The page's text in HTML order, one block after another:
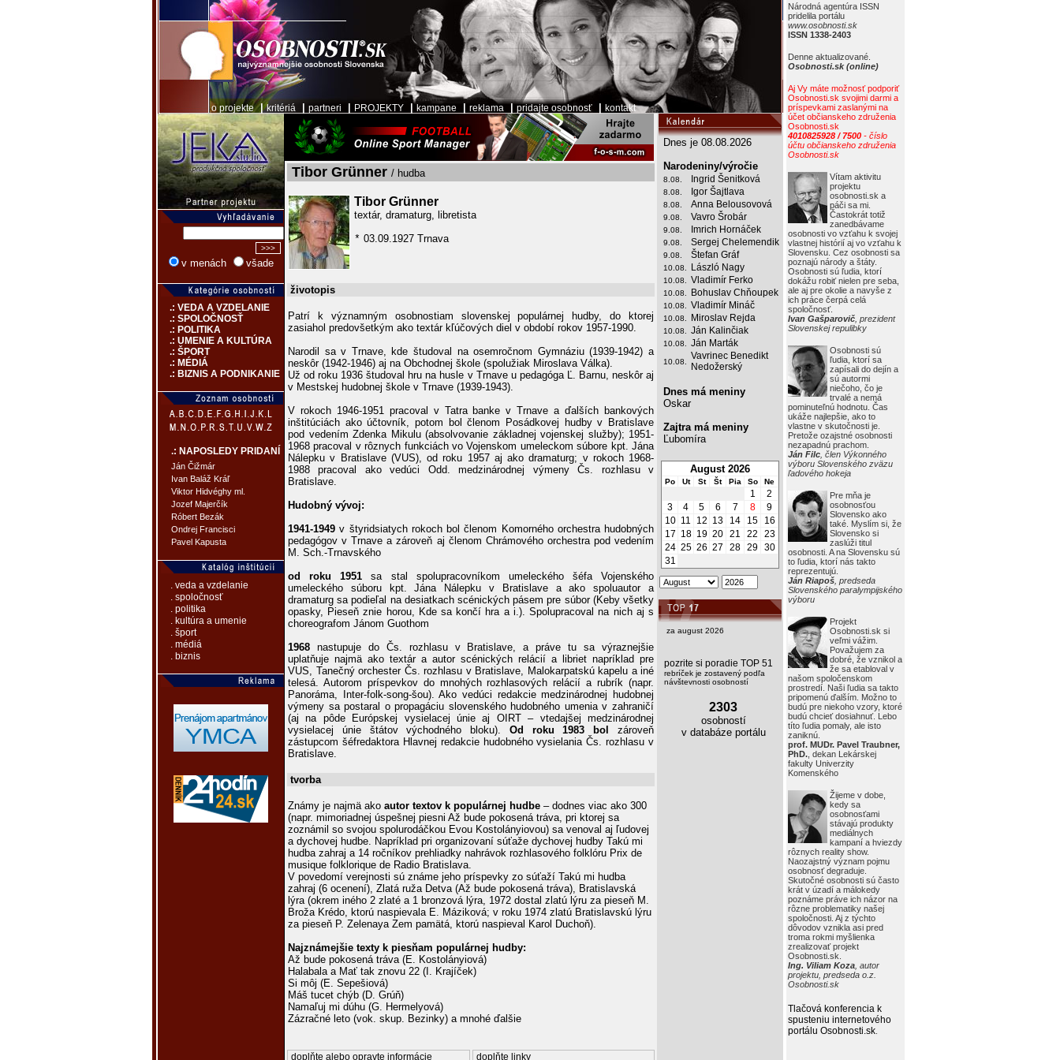
o projekte|kritériá partneri PROJEKTY kampane reklama pridajte osobnosť kontakt
Národná agentúra ISSN
pridelila portálu
www.osobnosti.sk
ISSN 1338-2403
Denne aktualizované.
Osobnosti.sk (online)
Aj Vy máte možnosť podporiť
Osobnosti.sk svojimi darmi a
príspevkami zaslanými na
účet občianskeho združenia
Osobnosti.sk
4010825928 / 7500 - číslo
účtu občianskeho združenia
Osobnosti.sk
Vítam aktivitu
projektu
osobnosti.sk a
páči sa mi.
Častokrát totiž
zanedbávame
osobnosti vo vzťahu k svojej
vlastnej histórií aj vo vzťahu k
Slovensku. Cez osobnosti sa
poznajú národy a štáty.
Osobnosti sú ľudia, ktorí
dokážu robiť nielen pre seba,
ale aj pre okolie a navyše z
ich práce čerpá celá
spoločnosť.
Ivan Gašparovič , prezident
Slovenskej repulibky
Osobnosti sú
ľudia, ktorí sa
zapísali do dejín a
sú autormi
niečoho, čo je
trvalé a nemá
pominuteľnú hodnotu. Čas
ukáže najlepšie, ako to
vlastne v skutočnosti je.
Pretože ozajstné osobnosti
nezapadnú prachom.
Ján Filc , člen Výkonného
výboru Slovenského zväzu
ľadového hokeja
Pre mňa je
osobnosťou
Slovensko ako
také. Myslím si, že
Slovensko si
zaslúži titul
osobnosti. A na Slovensku sú
to ľudia, ktorí nás takto
reprezentujú.
Ján Riapoš , predseda
Slovenského paralympijského
výboru
Projekt
Osobnosti.sk si
veľmi vážim.
Považujem za
dobré, že vznikol a
že sa etabloval v
našom spoločenskom
prostredí. Naši ľudia sa takto
pripomenú ďalším. Možno to
budú pre niekoho vzory, ktoré
budú chcieť dosiahnuť. Lebo
títo ľudia pomaly, ale isto
zaniknú.
prof. MUDr. Pavel Traubner,
PhD. , dekan Lekárskej
fakulty Univerzity
Komenského
Žijeme v dobe,
kedy sa
osobnosťami
stávajú produkty
mediálnych
kampaní a hviezdy
rôznych reality show.
Naozajstný význam pojmu
osobnosť degraduje.
Skutočné osobnosti sú často
krát v úzadí a málokedy
poznáme práve ich názor na
rôzne problematiky našej
spoločnosti. Aj z týchto
dôvodov vznikla asi pred
troma rokmi myšlienka
zrealizovať projekt
Osobnosti.sk.
Ing. Viliam Koza , autor
projektu, predseda o.z.
Osobnosti.sk
Tlačová konferencia k
spusteniu internetového
portálu Osobnosti.sk
v menách všade
.: VEDA A VZDELANIE
.: SPOLOČNOSŤ
.: POLITIKA
.: UMENIE A KULTÚRA
.: ŠPORT
.: MÉDIÁ
.: BIZNIS A PODNIKANIE
.: NAPOSLEDY PRIDANÍ
Ján Čižmár
Ivan Baláž Kráľ
Viktor Hidvéghy ml.
Jozef Majerčík
Róbert Bezák
Ondrej Francisci
Pavel Kapusta
. veda a vzdelanie
. spoločnosť
. politika
. kultúra a umenie
. šport
. médiá
. biznis
Tibor Grünner / hudba
Tibor Grünner
textár, dramaturg, libretista
* 03.09.1927 Trnava
životopis
Patrí k významným osobnostiam slovenskej populárnej hudby, do ktorej
zasiahol predovšetkým ako textár kľúčových diel v období rokov 1957-1990.
Narodil sa v Trnave, kde študoval na osemročnom Gymnáziu (1939-1942) a
neskôr (1942-1946) aj na Obchodnej škole (spolužiak Miroslava Válka).
Už od roku 1936 študoval hru na husle v Trnave u pedagóga Ľ. Barnu, neskôr aj
v Mestskej hudobnej škole v Trnave (1939-1943).
V rokoch 1946-1951 pracoval v Tatra banke v Trnave a ďalších bankových
inštitúciách ako účtovník, potom bol členom Posádkovej hudby v Bratislave
pod vedením Zdenka Mikulu (absolvovanie základnej vojenskej služby); 1951-
1968 pracoval v rôznych funkciách vo Vojenskom umeleckom súbore kpt. Jána
Nálepku v Bratislave (VUS), od roku 1957 aj ako dramaturg; v rokoch 1968-
1988 pracoval ako vedúci Odd. medzinárodnej výmeny Čs. rozhlasu v
Bratislave.
Hudobný vývoj:
1941-1949 v štyridsiatych rokoch bol členom Komorného orchestra hudobných
pedagógov v Trnave a zároveň aj členom Chrámového orchestra pod vedením
M. Sch.-Trnavského
od roku 1951 sa stal spolupracovníkom umeleckého šéfa Vojenského
umeleckého súboru kpt. Jána Nálepku v Bratislave a ako spoluautor a
dramaturg sa podieľal na desiatkach scénických pásem pre súbor (Keby všetky
opasky, Pieseň znie horou, Kde sa končí hra a i.). Spolupracoval na nich aj s
choreografom Jánom Guothom
1968 nastupuje do Čs. rozhlasu v Bratislave, a práve tu sa výraznejšie
uplatňuje najmä ako textár a autor scénických relácií a libriet napríklad pre
VUS, Tanečný orchester Čs. rozhlasu v Bratislave, Malokarpatskú kapelu a iné
telesá. Autorom príspevkov do mnohých rozhlasových relácií a rubrík (napr.
Panoráma, Inter-folk-song-šou). Ako vedúci redakcie medzinárodnej hudobnej
výmeny sa postaral o propagáciu slovenského hudobného umenia v zahraničí
(aj na pôde Európskej vysielacej únie aj OIRT – vtedajšej medzinárodnej
vysielacej únie štátov východného bloku). Od roku 1983 bol
zároveň
zástupcom šéfredaktora Hlavnej redakcie hudobného vysielania Čs. rozhlasu v
Bratislave.
tvorba
Známy je najmä ako autor textov k populárnej hudbe – dodnes viac ako 300
(napr. mimoriadnej úspešnej piesni Až bude pokosená tráva, pri ktorej sa
zoznámil so svojou spolurodáčkou Evou Kostolányiovou) sa venoval aj ľudovej
a dychovej hudbe. Napríklad pri organizovaní súťaže dychovej hudby Takú mi
hudba zahraj a 14 ročníkov prehliadky nahrávok rozhlasového folklóru Prix de
musique folklorique de Radio Bratislava.
V povedomí verejnosti sú známe jeho príspevky zo súťaží Takú mi hudba
zahraj (6 ocenení), Zlatá ruža Detva (Až bude pokosená tráva), Bratislavská
lýra (okrem iného 2 zlaté a 1 bronzová lýra, 1972 dostal zlatú lýru za pieseň M.
Broža Krédo, ktorú naspievala E. Máziková; v roku 1974 zlatú Bratislavskú lýru
za pieseň P. Zelenaya Zem pamätá, ktorú naspieval Karol Duchoň).
Najznámejšie texty k piesňam populárnej hudby:
Až bude pokosená tráva (E. Kostolányiová)
Halabala a Mať tak znovu 22 (I. Krajíček)
Si môj (E. Sepešiová)
Máš tucet chýb (D. Grúň)
Namaľuj mi dúhu (G. Hermelyová)
Zázračné leto (vok. skup. Bezinky) a mnohé ďalšie
doplňte alebo opravte informácie doplňte linky
Dnes je 08.08.2026
Narodeniny/výročie
8.08. Ingrid Šenitková
8.08. Igor Šajtlava
8.08. Anna Belousovová
9.08. Vavro Šrobár
9.08. Imrich Hornáček
9.08. Sergej Chelemendik
9.08. Štefan Gráf
10.08. László Nagy
10.08. Vladimír Ferko
10.08. Bohuslav Chňoupek
10.08. Vladimír Mináč
10.08. Miroslav Rejda
10.08. Ján Kalinčiak
10.08. Ján Marták
10.08.
Vavrinec Benedikt
Nedožerský
Dnes má meniny
Oskar
Zajtra má meniny
Ľubomíra
August 2026
Po Ut St Št Pia So Ne
1
2
3
4 5 6 7 8
9
10 11 12 13 14 15
16
17 18 19 20 21 22
23
24 25 26 27 28 29 30
31
za august 2026
pozrite si poradie TOP 51
rebríček je zostavený podľa
návštevnosti osobností
2303
osobností
v databáze portálu